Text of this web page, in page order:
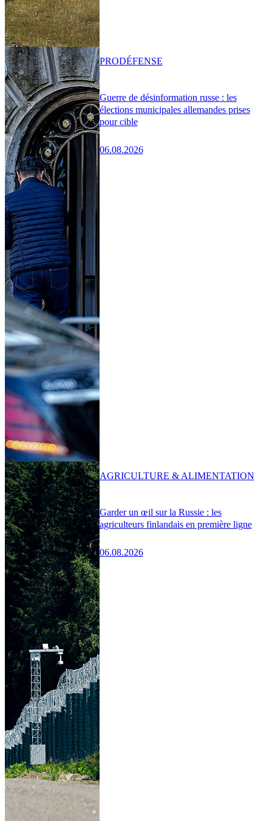
Guerre de désinformation russe : les
élections municipales allemandes prises
pour cible
06.08.2026
PRODÉFENSE
Garder un œil sur la Russie : les
agriculteurs finlandais en première ligne
06.08.2026
AGRICULTURE & ALIMENTATION